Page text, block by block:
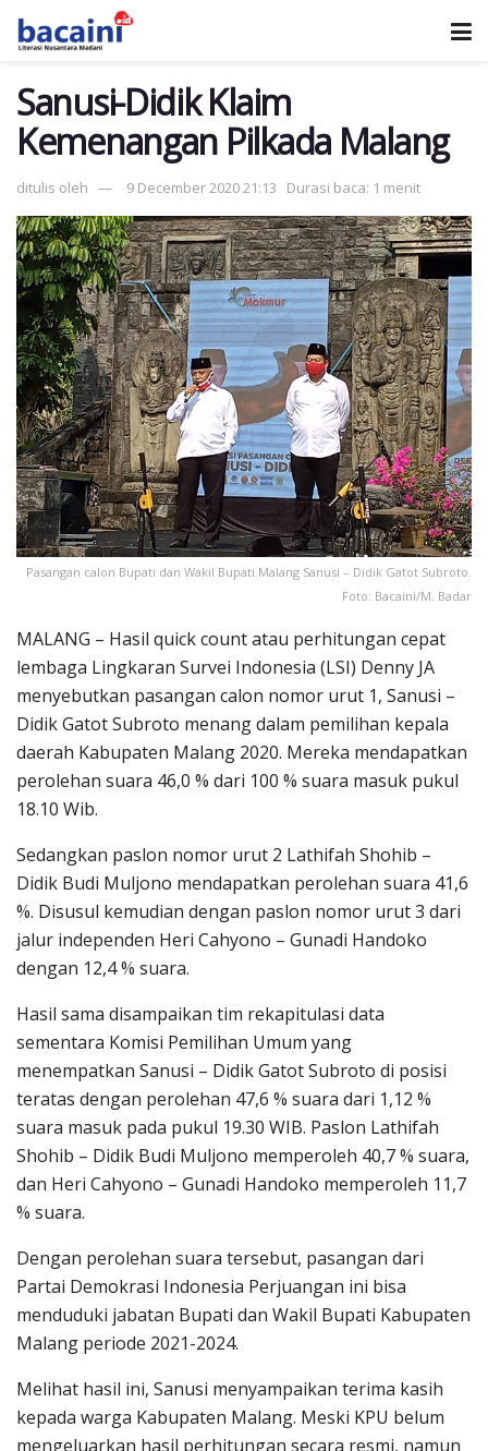
Sanusi-Didik Klaim
Kemenangan Pilkada Malang
ditulis oleh 9 December 2020 21:13 Durasi baca: 1 menit
Pasangan calon Bupati dan Wakil Bupati Malang Sanusi – Didik Gatot Subroto.
Foto: Bacaini/M. Badar
MALANG – Hasil quick count atau perhitungan cepat
lembaga Lingkaran Survei Indonesia (LSI) Denny JA
menyebutkan pasangan calon nomor urut 1, Sanusi –
Didik Gatot Subroto menang dalam pemilihan kepala
daerah Kabupaten Malang 2020. Mereka mendapatkan
perolehan suara 46,0 % dari 100 % suara masuk pukul
18.10 Wib.
Sedangkan paslon nomor urut 2 Lathifah Shohib –
Didik Budi Muljono mendapatkan perolehan suara 41,6
%. Disusul kemudian dengan paslon nomor urut 3 dari
jalur independen Heri Cahyono – Gunadi Handoko
dengan 12,4 % suara.
Hasil sama disampaikan tim rekapitulasi data
sementara Komisi Pemilihan Umum yang
menempatkan Sanusi – Didik Gatot Subroto di posisi
teratas dengan perolehan 47,6 % suara dari 1,12 %
suara masuk pada pukul 19.30 WIB. Paslon Lathifah
Shohib – Didik Budi Muljono memperoleh 40,7 % suara,
dan Heri Cahyono – Gunadi Handoko memperoleh 11,7
% suara.
Dengan perolehan suara tersebut, pasangan dari
Partai Demokrasi Indonesia Perjuangan ini bisa
menduduki jabatan Bupati dan Wakil Bupati Kabupaten
Malang periode 2021-2024.
Melihat hasil ini, Sanusi menyampaikan terima kasih
kepada warga Kabupaten Malang. Meski KPU belum
mengeluarkan hasil perhitungan secara resmi, namun